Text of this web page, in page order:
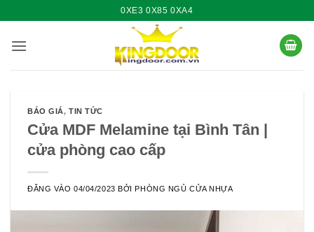
nội
0XE3 0X85 0XA4
BÁO GIÁ,TIN TỨC
Cửa MDF Melamine tại Bình Tân |
cửa phòng cao cấp
ĐĂNG VÀO04/04/2023 BỞIPHÒNG NGỦ CỬA NHỰA